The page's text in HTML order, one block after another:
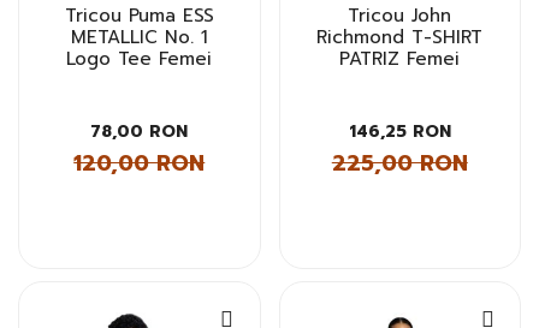
Tricou Puma ESS
METALLIC No. 1
Logo Tee Femei
78,00 RON
120,00 RON
Tricou John
Richmond T-SHIRT
PATRIZ Femei
146,25 RON
225,00 RON